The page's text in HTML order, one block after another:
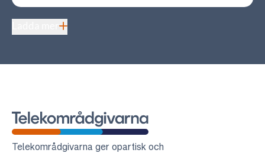
Telekområdgivarna
Telekområdgivarna ger opartisk och